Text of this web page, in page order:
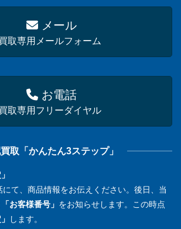
メール
取専用メールフォーム
お電話
取専用フリーダイヤル
取「かんたん3ステップ」
て、商品情報をお伝えください。後日、当
「お客様番号」 をお知らせします。この時点
します。